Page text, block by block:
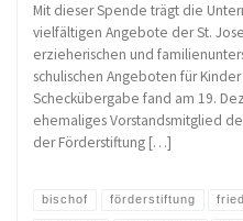
Mit dieser Spende trägt die
vielfältigen Angebote der St.
erzieherischen und
schulischen Angeboten für
Scheckübergabe fand am 19.
ehemaliges Vorstandsmitglied
der Förderstiftung […]
bischof förderstiftung